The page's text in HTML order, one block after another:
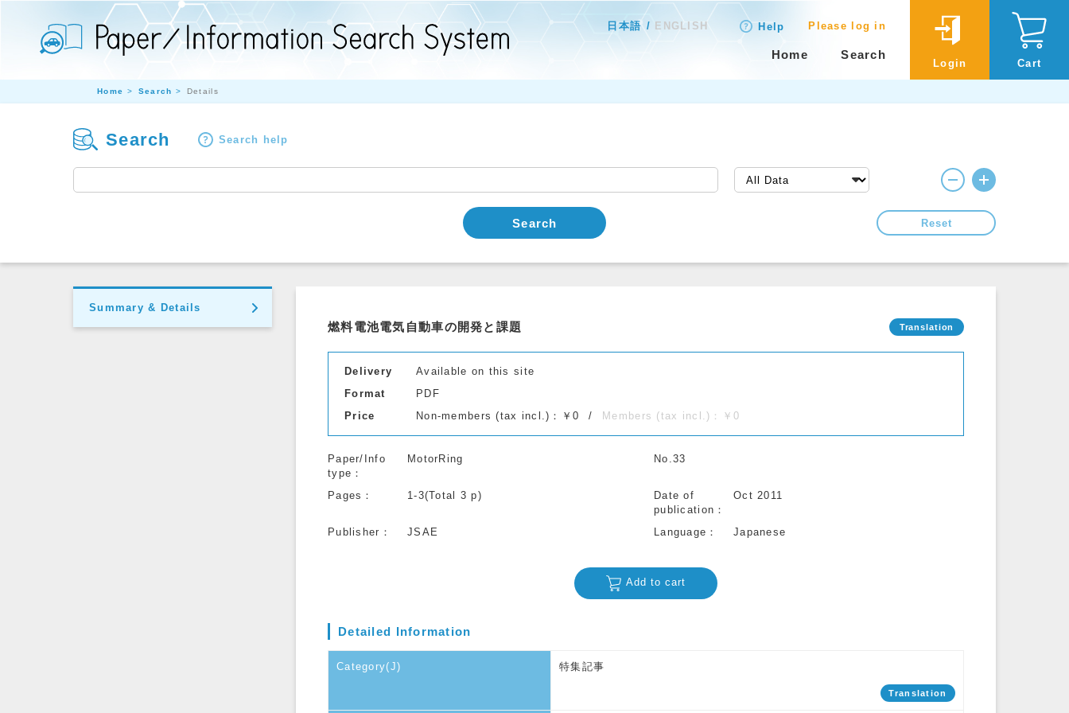
日本語 ENGLISH Help Please log in
Home Search
Login Cart
Home Search Details
Search Search help
Search Reset
Summary & Details
燃料電池電気自動車の開発と課題
Delivery
Available on this site
Format
PDF
Price
Non-members (tax incl.)：￥0 Members (tax incl.)：￥0
Paper/Info
type
MotorRing No.33
Pages 1-3(Total 3 p)
Date of
publication
Oct 2011
Publisher JSAE Language Japanese
Add to cart
Detailed Information
Category(J) 特集記事
Translation